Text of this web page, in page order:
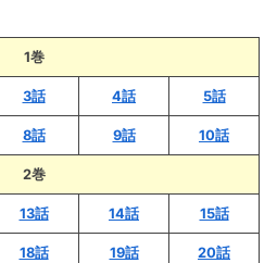
サムの10話のネタバレ最新
の目標はナリタブライアン
サムの10話のネタバレ最新
とシュガーネイションが激
1巻
3話 4話 5話
8話 9話 10話
2巻
13話 14話 15話
18話 19話 20話